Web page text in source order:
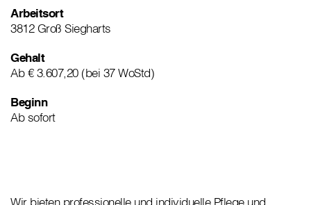
Arbeitsort
3812 Groß Siegharts
Gehalt
Ab € 3.607,20 (bei 37 WoStd)
Beginn
Ab sofort